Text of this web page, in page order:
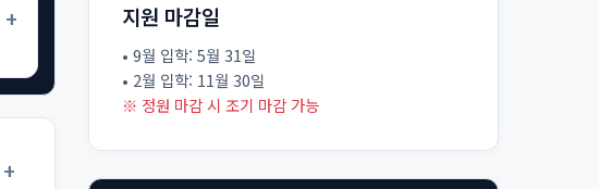
+
+
지원 마감일
• 9월 입학: 5월 31일
• 2월 입학: 11월 30일
※ 정원 마감 시 조기 마감 가능